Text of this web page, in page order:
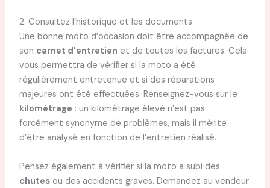
2. Consultez l’historique et les documents
Une bonne moto d’occasion doit être accompagnée de
son carnet d’entretien et de toutes les factures. Cela
vous permettra de vérifier si la moto a été
régulièrement entretenue et si des réparations
majeures ont été effectuées. Renseignez-vous sur le
kilométrage : un kilométrage élevé n’est pas
forcément synonyme de problèmes, mais il mérite
d’être analysé en fonction de l’entretien réalisé.
Pensez également à vérifier si la moto a subi des
chutesou des accidents graves. Demandez au vendeur